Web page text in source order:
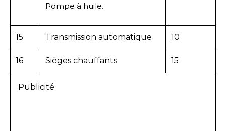
Pompe à huile.
15 Transmission automatique 10
16 Sièges chauffants 15
Publicité